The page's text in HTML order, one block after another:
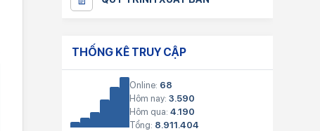
THỐNG KÊ TRUY CẬP
Online: 68
Hôm nay: 3.590
Hôm qua: 4.190
Tổng: 8.911.404